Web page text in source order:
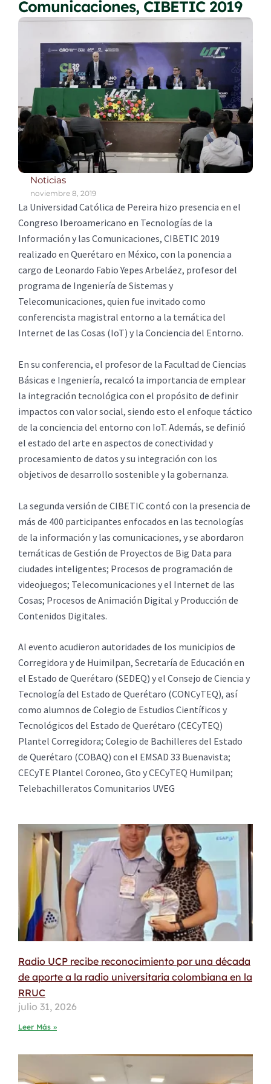
Comunicaciones, CIBETIC 2019
Noticias
noviembre 8, 2019
La Universidad Católica de Pereira hizo presencia en el
Congreso Iberoamericano en Tecnologías de la
Información y las Comunicaciones, CIBETIC 2019
realizado en Querétaro en México, con la ponencia a
cargo de Leonardo Fabio Yepes Arbeláez, profesor del
programa de Ingeniería de Sistemas y
Telecomunicaciones, quien fue invitado como
conferencista magistral entorno a la temática del
Internet de las Cosas (IoT) y la Conciencia del Entorno.
En su conferencia, el profesor de la Facultad de Ciencias
Básicas e Ingeniería, recalcó la importancia de emplear
la integración tecnológica con el propósito de definir
impactos con valor social, siendo esto el enfoque táctico
de la conciencia del entorno con IoT. Además, se definió
el estado del arte en aspectos de conectividad y
procesamiento de datos y su integración con los
objetivos de desarrollo sostenible y la gobernanza.
La segunda versión de CIBETIC contó con la presencia de
más de 400 participantes enfocados en las tecnologías
de la información y las comunicaciones, y se abordaron
temáticas de Gestión de Proyectos de Big Data para
ciudades inteligentes; Procesos de programación de
videojuegos; Telecomunicaciones y el Internet de las
Cosas; Procesos de Animación Digital y Producción de
Contenidos Digitales.
Al evento acudieron autoridades de los municipios de
Corregidora y de Huimilpan, Secretaría de Educación en
el Estado de Querétaro (SEDEQ) y el Consejo de Ciencia y
Tecnología del Estado de Querétaro (CONCyTEQ), así
como alumnos de Colegio de Estudios Científicos y
Tecnológicos del Estado de Querétaro (CECyTEQ)
Plantel Corregidora; Colegio de Bachilleres del Estado
de Querétaro (COBAQ) con el EMSAD 33 Buenavista;
CECyTE Plantel Coroneo, Gto y CECyTEQ Humilpan;
Telebachilleratos Comunitarios UVEG
Radio UCP recibe reconocimiento por una década
de aporte a la radio universitaria colombiana en la
RRUC
julio 31, 2026
Leer Más »